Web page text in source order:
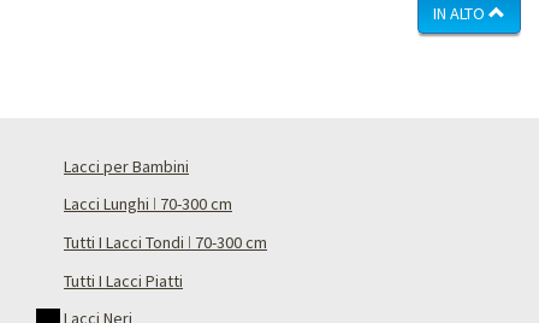
IN ALTO
Lacci per Bambini
Lacci Lunghi ǀ 70-300 cm
Tutti I Lacci Tondi ǀ 70-300 cm
Tutti I Lacci Piatti
Lacci Neri